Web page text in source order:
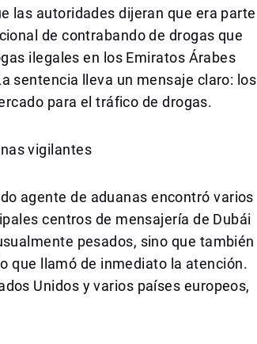
las autoridades dijeran que era parte
de contrabando de drogas que
ilegales en los Emiratos Árabes
sentencia lleva un mensaje claro: los
para el tráfico de drogas.
vigilantes
agente de aduanas encontró varios
centros de mensajería de Dubái
pesados, sino que también
que llamó de inmediato la atención.
Unidos y varios países europeos,